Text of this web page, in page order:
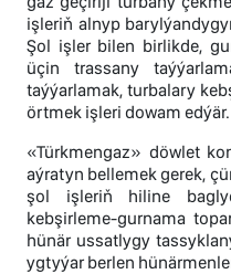
işleriň alnyp
Şol işler bilen birlikde,
üçin trassany
taýýarlamak, turbalary
örtmek işleri dowam edýär.
«Türkmengaz» döwlet
aýratyn bellemek gerek,
şol işleriň hiline
kebşirleme-gurnama
hünär ussatlygy
ygtyýar berlen